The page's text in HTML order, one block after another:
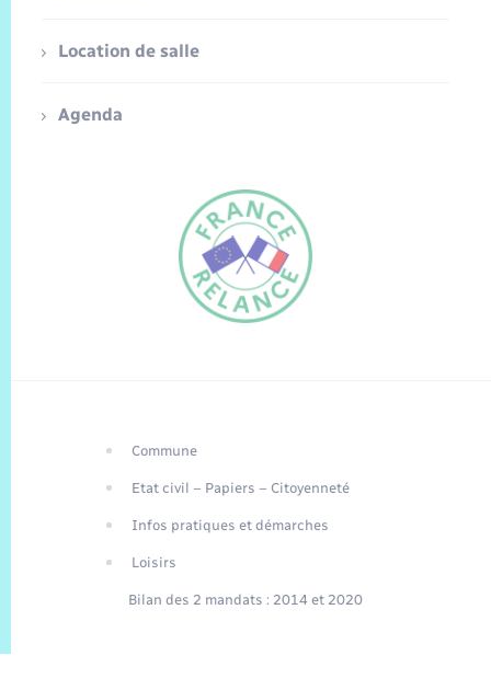
Traduction du
EN
Location de salle
Agenda
Commune
Etat civil – Papiers – Citoyenneté
Infos pratiques et démarches
Loisirs
Bilan des 2 mandats : 2014 et 2020